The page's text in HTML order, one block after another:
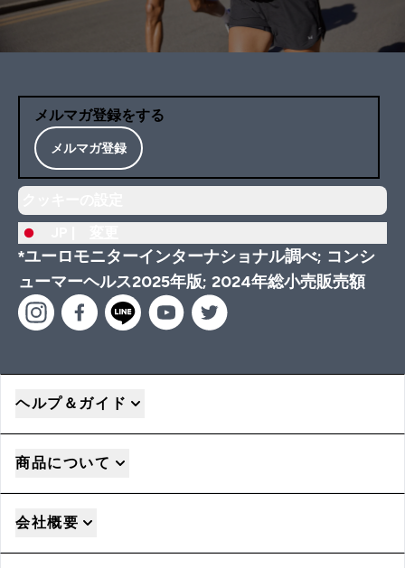
メルマガ登録をする
メルマガ登録
*ユーロモニターインターナショナル調べ; コンシ
ューマーヘルス2025年版; 2024年総小売販売額
ヘルプ＆ガイド
商品について
会社概要